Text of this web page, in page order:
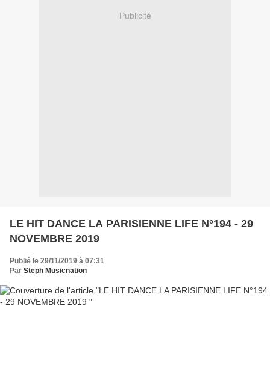
Publicité
LE HIT DANCE LA PARISIENNE LIFE N°194 - 29
NOVEMBRE 2019
Publié le 29/11/2019 à 07:31
Par Steph Musicnation